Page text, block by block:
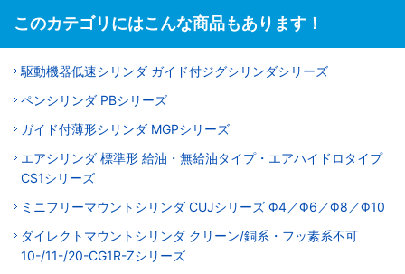
このカテゴリにはこんな商品もあります！
駆動機器低速シリンダ ガイド付ジグシリンダシリーズ
ペンシリンダ PBシリーズ
ガイド付薄形シリンダ MGPシリーズ
エアシリンダ 標準形 給油・無給油タイプ・エアハイドロタイプ
CS1シリーズ
ミニフリーマウントシリンダ CUJシリーズ Φ4／Φ6／Φ8／Φ10
ダイレクトマウントシリンダ クリーン/銅系・フッ素系不可
10-/11-/20-CG1R-Zシリーズ